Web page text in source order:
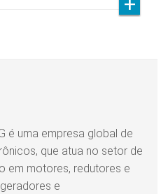
é uma empresa global de
que atua no setor de
em motores, redutores e
e